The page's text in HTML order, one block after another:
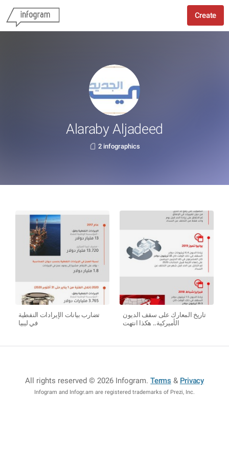
Create
Alaraby Aljadeed
2 infographics
تضارب بيانات الإيرادات النفطية
في ليبيا
تاريخ المعارك على سقف الديون
الأميركية.. هكذا انتهت
All rights reserved © 2026 Infogram.Terms & Privacy
Infogram and Infogr.am are registered trademarks of Prezi, Inc.